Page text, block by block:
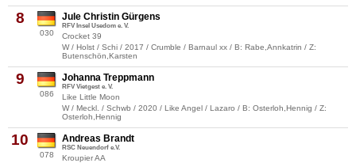
8
030
Jule Christin Gürgens
RFV Insel Usedom e. V.
Crocket 39
W / Holst / Schi / 2017 / Crumble / Barnaul xx / B: Rabe,Annkatrin / Z:
Butenschön,Karsten
9
086
Johanna Treppmann
RFV Vietgest e. V.
Like Little Moon
W / Meckl. / Schwb / 2020 / Like Angel / Lazaro / B: Osterloh,Hennig / Z:
Osterloh,Hennig
10
078
Andreas Brandt
RSC Neuendorf e.V.
Kroupier AA